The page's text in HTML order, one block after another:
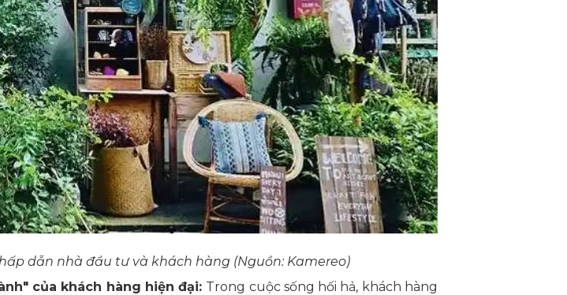
dẫn nhà đầu tư và khách hàng (Nguồn: Kamereo)
của khách hàng hiện đại: Trong cuộc sống hối hả, khách hàng